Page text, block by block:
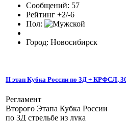
Сообщений: 57
Рейтинг +2/-6
Пол:
Город: Новосибирск
II этап Кубка России по 3Д + КРФСЛ,
Регламент
Второго Этапа Кубка России
по 3Д стрельбе из лука